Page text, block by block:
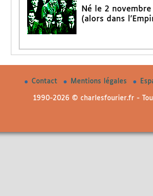
Né le 2
(alors dans
Contact Mentions légales
1990-2026 © charlesfourier.fr -